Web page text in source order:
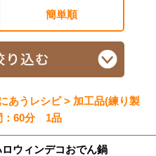
簡単順
あうレシピ > 加工品(練り製
：60分 1品
ウィンデコおでん鍋